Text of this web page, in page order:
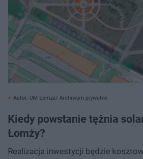
Autor: UM Łomża/ Archiwum prywatne
Kiedy powstanie tężnia
Łomży?
Realizacja inwestycji będzie